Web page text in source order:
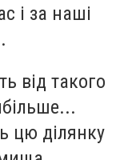
і за наші
від такого
цю ділянку